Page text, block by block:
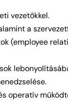
vezetőkkel.
a
(employee
operatív